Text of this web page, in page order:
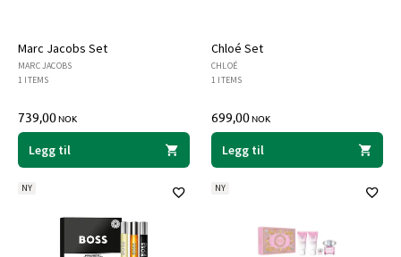
Marc Jacobs Set
MARC JACOBS
1 ITEMS
739,00NOK
Legg til
Chloé Set
CHLOÉ
1 ITEMS
699,00NOK
Legg til
NY NY